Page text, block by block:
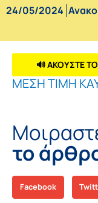
24/05/2024
🔊 ΑΚΟΥΣΤΕ
ΜΕΣΗ ΤΙΜΗ
το
Facebook